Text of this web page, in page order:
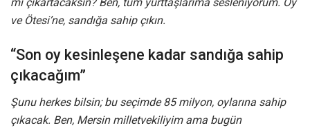
mı çıkartacaksın? Ben, tüm yurttaşlarıma sesleniyorum. Oy
ve Ötesi’ne, sandığa sahip çıkın.
“Son oy kesinleşene kadar sandığa sahip
çıkacağım”
Şunu herkes bilsin; bu seçimde 85 milyon, oylarına sahip
çıkacak. Ben, Mersin milletvekiliyim ama bugün